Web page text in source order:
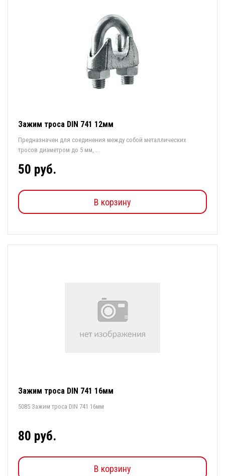
Зажим троса DIN 741 12мм
Предназначен для соединения между собой металлических
тросов диаметром до 5 мм, ...
50 руб.
В корзину
Зажим троса DIN 741 16мм
5085 Зажим троса DIN 741 16мм
80 руб.
В корзину